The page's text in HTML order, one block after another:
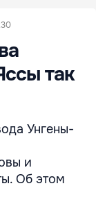
так
Унгены-
и
Об этом